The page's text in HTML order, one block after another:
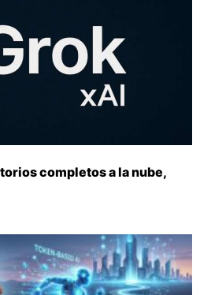
completos a la nube,